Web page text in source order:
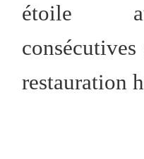
étoile
restauration